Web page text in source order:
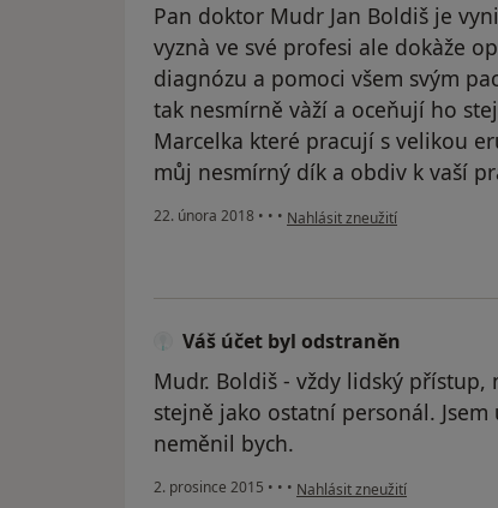
Pan doktor Mudr Jan Boldiš je
vyznà ve své profesi ale dokàže
diagnózu a pomoci všem svým
tak nesmírně vàží a oceňují ho
Marcelka které pracují s velikou
můj nesmírný dík a obdiv k vaší
22. února 2018 • • • podle názoru uživatele Váš účet
Nahlásit zneužití
Váš účet byl odstraněn
Mudr. Boldiš - vždy lidský
stejně jako ostatní personál.
neměnil bych.
2. prosince 2015 • • • podle názoru uživatele Váš
Nahlásit zneužití